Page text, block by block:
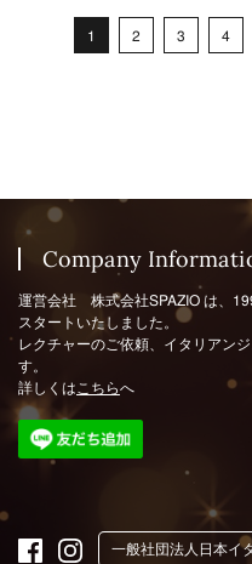
1 2 3 4
Company
運営会社 株式会社SPAZIO は、
スタートいたしました。
レクチャーのご依頼、イタリアン
す。
詳しくは こちらへ
一般社団法人日本イ